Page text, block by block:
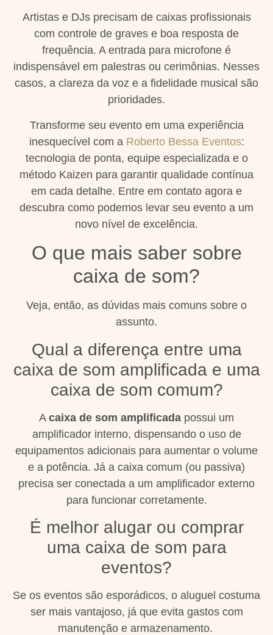
Artistas e DJs precisam de caixas profissionais
com controle de graves e boa resposta de
frequência. A entrada para microfone é
indispensável em palestras ou cerimônias. Nesses
casos, a clareza da voz e a fidelidade musical são
prioridades.
Transforme seu evento em uma experiência
inesquecível com a Roberto Bessa Eventos:
tecnologia de ponta, equipe especializada e o
método Kaizen para garantir qualidade contínua
em cada detalhe. Entre em contato agora e
descubra como podemos levar seu evento a um
novo nível de excelência.
O que mais saber sobre
caixa de som?
Veja, então, as dúvidas mais comuns sobre o
assunto.
Qual a diferença entre uma
caixa de som amplificada e uma
caixa de som comum?
A caixa de som amplificada possui um
amplificador interno, dispensando o uso de
equipamentos adicionais para aumentar o volume
e a potência. Já a caixa comum (ou passiva)
precisa ser conectada a um amplificador externo
para funcionar corretamente.
É melhor alugar ou comprar
uma caixa de som para
eventos?
Se os eventos são esporádicos, o aluguel costuma
ser mais vantajoso, já que evita gastos com
manutenção e armazenamento.